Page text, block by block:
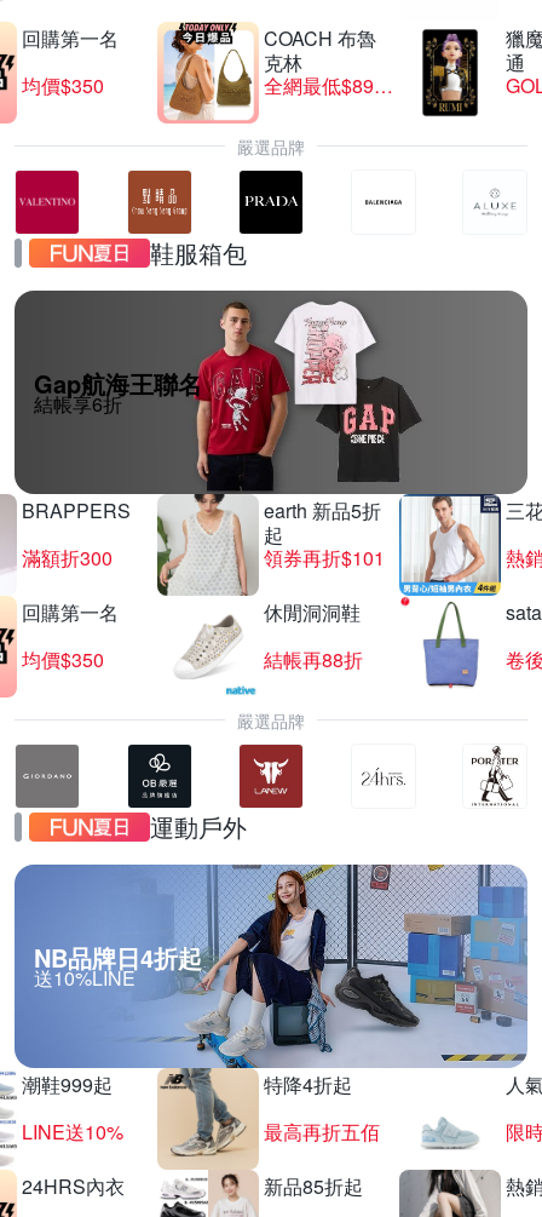
滿1件享95折
回購第一名
均價$350
COACH 布魯
克林
全網最低$8999
獵
通
嚴選品牌
鞋服箱包
Gap航海王聯名
結帳享6折
BRAPPERS
滿額折300
earth 新品5折
起
領券再折$101
三
熱
回購第一名
均價$350
休閒洞洞鞋
結帳再88折
卷
嚴選品牌
運動戶外
NB品牌日4折起
送10%LINE
潮鞋999起
LINE送10%
特降4折起
最高再折五佰
人
限
24HRS內衣
新品85折起
熱